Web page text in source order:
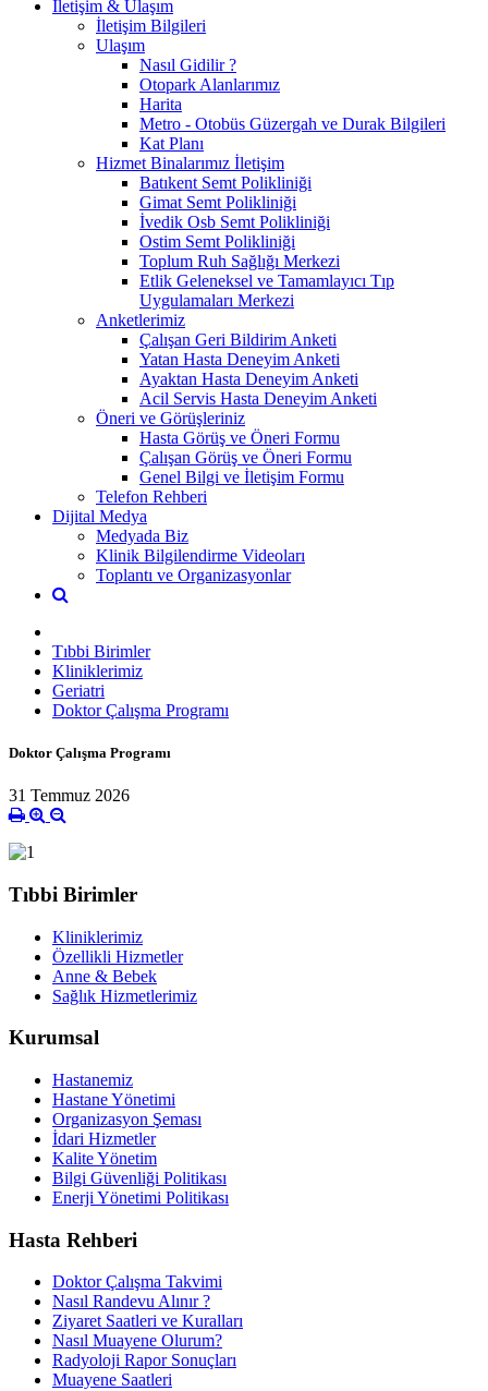
İletişim & Ulaşım
İletişim Bilgileri
Ulaşım
Nasıl Gidilir ?
Otopark Alanlarımız
Harita
Metro - Otobüs Güzergah ve Durak Bilgileri
Kat Planı
Hizmet Binalarımız İletişim
Batıkent Semt Polikliniği
Gimat Semt Polikliniği
İvedik Osb Semt Polikliniği
Ostim Semt Polikliniği
Toplum Ruh Sağlığı Merkezi
Etlik Geleneksel ve Tamamlayıcı Tıp
Uygulamaları Merkezi
Anketlerimiz
Çalışan Geri Bildirim Anketi
Yatan Hasta Deneyim Anketi
Ayaktan Hasta Deneyim Anketi
Acil Servis Hasta Deneyim Anketi
Öneri ve Görüşleriniz
Hasta Görüş ve Öneri Formu
Çalışan Görüş ve Öneri Formu
Genel Bilgi ve İletişim Formu
Telefon Rehberi
Dijital Medya
Medyada Biz
Klinik Bilgilendirme Videoları
Toplantı ve Organizasyonlar
Tıbbi Birimler
Kliniklerimiz
Geriatri
Doktor Çalışma Programı
Doktor Çalışma Programı
31 Temmuz 2026
Tıbbi Birimler
Kliniklerimiz
Özellikli Hizmetler
Anne & Bebek
Sağlık Hizmetlerimiz
Kurumsal
Hastanemiz
Hastane Yönetimi
Organizasyon Şeması
İdari Hizmetler
Kalite Yönetim
Bilgi Güvenliği Politikası
Enerji Yönetimi Politikası
Hasta Rehberi
Doktor Çalışma Takvimi
Nasıl Randevu Alınır ?
Ziyaret Saatleri ve Kuralları
Nasıl Muayene Olurum?
Radyoloji Rapor Sonuçları
Muayene Saatleri